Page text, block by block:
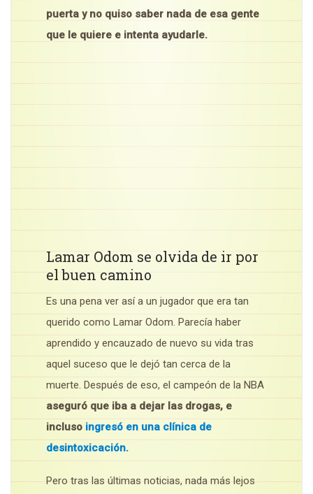
puerta y no quiso saber nada de esa gente
que le quiere e intenta ayudarle.
Lamar Odom se olvida de ir por
el buen camino
Es una pena ver así a un jugador que era tan
querido como Lamar Odom. Parecía haber
aprendido y encauzado de nuevo su vida tras
aquel suceso que le dejó tan cerca de la
muerte. Después de eso, el campeón de la NBA
aseguró que iba a dejar las drogas, e
incluso ingresó en una clínica de
desintoxicación.
Pero tras las últimas noticias, nada más lejos